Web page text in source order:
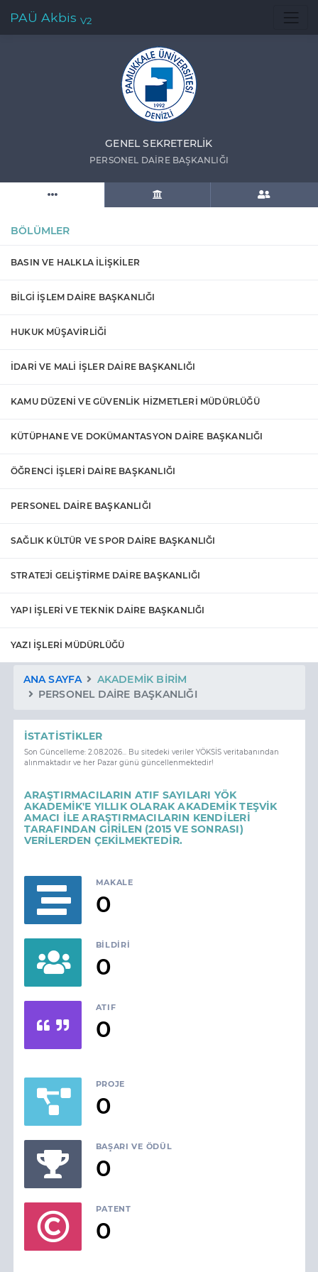
PAÜ Akbis V2
GENEL SEKRETERLİK
PERSONEL DAİRE BAŞKANLIĞI
BÖLÜMLER
BASIN VE HALKLA İLİŞKİLER
BİLGİ İŞLEM DAİRE BAŞKANLIĞI
HUKUK MÜŞAVİRLİĞİ
İDARİ VE MALİ İŞLER DAİRE BAŞKANLIĞI
KAMU DÜZENİ VE GÜVENLİK HİZMETLERİ MÜDÜRLÜĞÜ
KÜTÜPHANE VE DOKÜMANTASYON DAİRE BAŞKANLIĞI
ÖĞRENCİ İŞLERİ DAİRE BAŞKANLIĞI
PERSONEL DAİRE BAŞKANLIĞI
SAĞLIK KÜLTÜR VE SPOR DAİRE BAŞKANLIĞI
STRATEJİ GELİŞTİRME DAİRE BAŞKANLIĞI
YAPI İŞLERİ VE TEKNİK DAİRE BAŞKANLIĞI
YAZI İŞLERİ MÜDÜRLÜĞÜ
ANA SAYFA
AKADEMIK BIRIM
PERSONEL DAİRE BAŞKANLIĞI
İSTATISTIKLER
Son Güncelleme: 2.08.2026... Bu sitedeki veriler YÖKSİS veritabanından
alınmaktadır ve her Pazar günü güncellenmektedir!
ARAŞTIRMACILARIN ATIF SAYILARI YÖK
AKADEMİK'E YILLIK OLARAK AKADEMİK TEŞVİK
AMACI İLE ARAŞTIRMACILARIN KENDİLERİ
TARAFINDAN GİRİLEN (2015 VE SONRASI)
VERİLERDEN ÇEKİLMEKTEDİR.
MAKALE
0
BILDIRI
0
ATIF
0
PROJE
0
BAŞARI VE ÖDÜL
0
PATENT
0